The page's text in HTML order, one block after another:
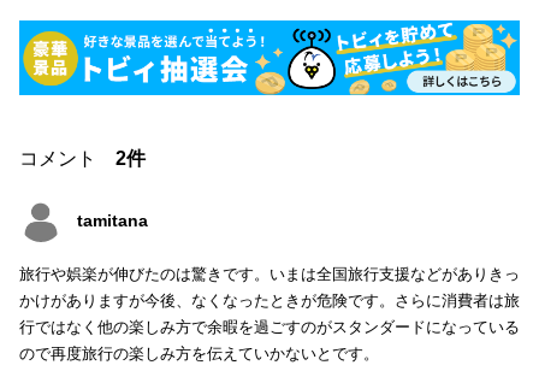
コメント 2件
tamitana
旅行や娯楽が伸びたのは驚きです。いまは全国旅行支援などがありきっ
かけがありますが今後、なくなったときが危険です。さらに消費者は旅
行ではなく他の楽しみ方で余暇を過ごすのがスタンダードになっている
ので再度旅行の楽しみ方を伝えていかないとです。